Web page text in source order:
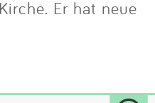
Er hat neue